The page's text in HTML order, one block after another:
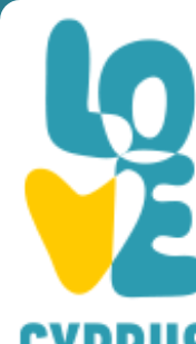
You are here: Home »